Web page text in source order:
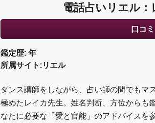
電話占いリエル：
口コ
鑑定歴: 年
所属サイト:リエル
ダンス講師をしながら、占い師の間でもマ
極めたレイカ先生。姓名判断、方位からも
なたに必要な「愛と官能」のアドバイスを